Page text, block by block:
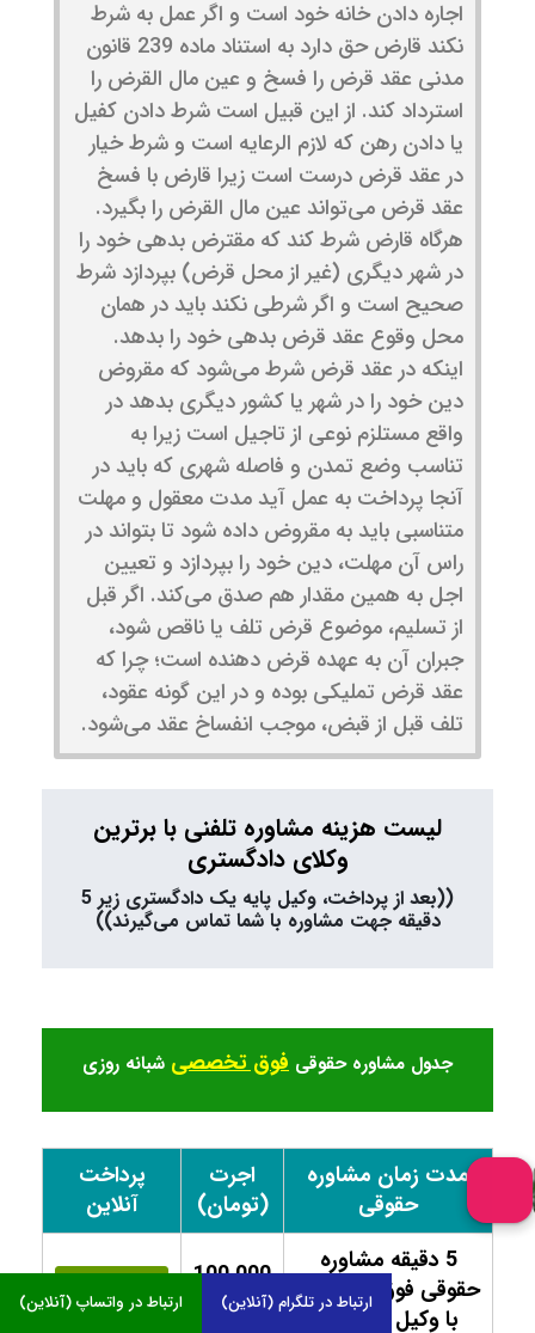
اجاره دادن خانه خود است و اگر عمل به شرط
نکند قارض حق دارد به استناد ماده 239 قانون
مدنی عقد قرض را فسخ و عین مال القرض را
استرداد کند. از این قبیل است شرط دادن کفیل
یا دادن رهن که لازم الرعایه است و شرط خیار
در عقد قرض درست است زیرا قارض با فسخ
عقد قرض می‌تواند عین مال القرض را بگیرد.
هرگاه قارض شرط کند که مقترض بدهی خود را
در شهر دیگری (غیر از محل قرض) بپردازد شرط
صحیح است و اگر شرطی نکند باید در همان
محل وقوع عقد قرض بدهی خود را بدهد.
اینکه در عقد قرض شرط می‌شود که مقروض
دین خود را در شهر یا کشور دیگری بدهد در
واقع مستلزم نوعی از تاجیل است زیرا به
تناسب وضع تمدن و فاصله شهری که باید در
آنجا پرداخت به عمل آید مدت معقول و مهلت
متناسبی باید به مقروض داده شود تا بتواند در
راس آن مهلت، دین خود را بپردازد و تعیین
اجل به همین مقدار هم صدق می‌کند. اگر قبل
از تسلیم، موضوع قرض تلف یا ناقص شود،
جبران آن به عهده قرض دهنده است؛ چرا که
عقد قرض تملیکی بوده و در این گونه عقود،
تلف قبل از قبض، موجب انفساخ عقد می‌شود.
لیست هزینه مشاوره تلفنی با برترین
وکلای دادگستری
((بعد از پرداخت، وکیل پایه یک دادگستری زیر 5
دقیقه جهت مشاوره با شما تماس می‌گیرند))
جدول مشاوره حقوقی فوق تخصصی شبانه روزی
مدت زمان مشاوره
حقوقی
اجرت
(تومان)
پرداخت
آنلاین
5 دقیقه مشاوره
حقوقی فوق تخصصی
با وکیل پایه یک
100,000
هزار
پرداخت
آنلاین
ارتباط در واتساپ (آنلاین) ارتباط در تلگرام (آنلاین)